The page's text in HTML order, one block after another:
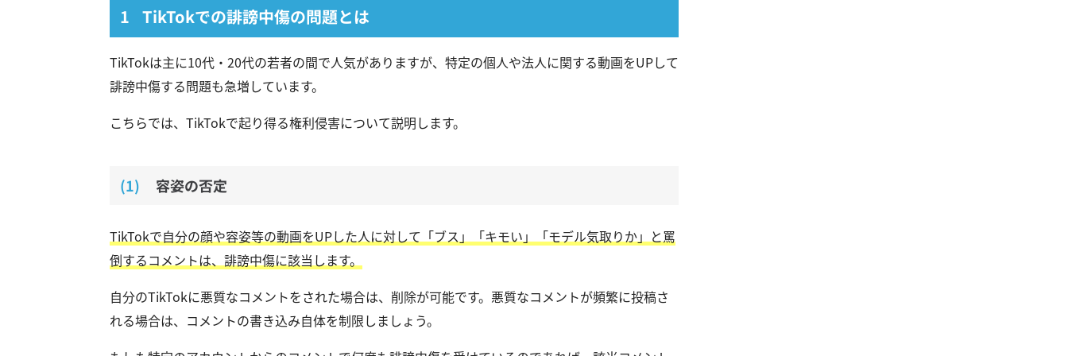
TikTokでの誹謗中傷の問題とは
TikTokは主に10代・20代の若者の間で人気がありますが、特定の個人や法人に関する動画をUPして
誹謗中傷する問題も急増しています。
こちらでは、TikTokで起り得る権利侵害について説明します。
容姿の否定
TikTokで自分の顔や容姿等の動画をUPした人に対して「ブス」「キモい」「モデル気取りか」と罵
倒するコメントは、誹謗中傷に該当します。
自分のTikTokに悪質なコメントをされた場合は、削除が可能です。悪質なコメントが頻繁に投稿さ
れる場合は、コメントの書き込み自体を制限しましょう。